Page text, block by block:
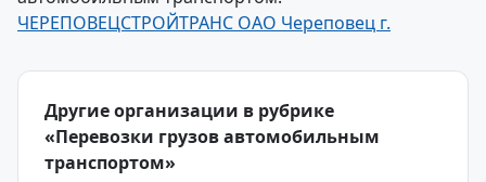
ЧЕРЕПОВЕЦСТРОЙТРАНС ОАО Череповец г.
Другие организации в рубрике
«Перевозки грузов автомобильным
транспортом»